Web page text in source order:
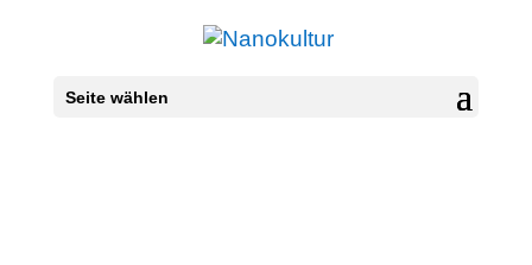
Seite wählen